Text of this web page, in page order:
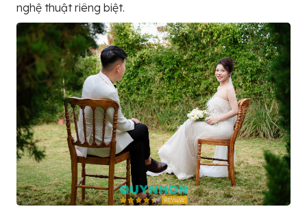
nghệ thuật riêng biệt.